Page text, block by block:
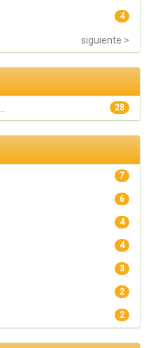
4
siguiente >
28
7
6
4
4
3
2
2